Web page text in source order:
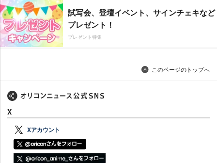
試写会、登壇イベント、サインチェキなど
プレゼント！
プレゼント特集
このページのトップへ
X
Xアカウント